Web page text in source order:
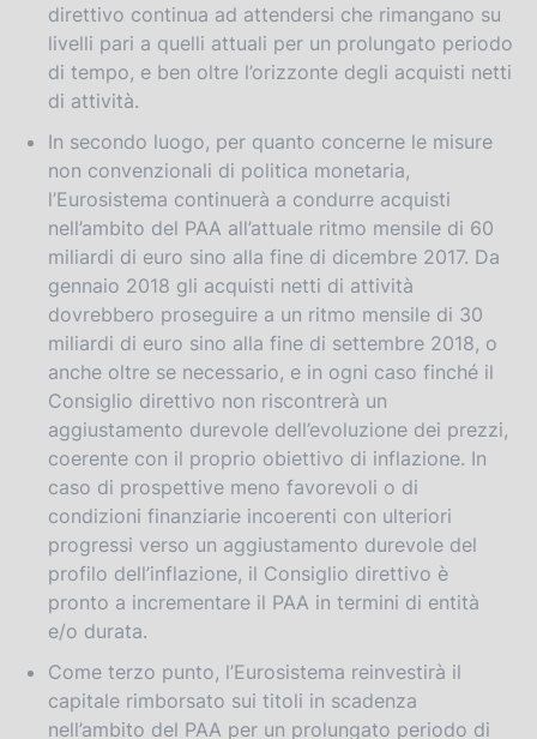
direttivo continua ad attendersi che rimangano su
livelli pari a quelli attuali per un prolungato periodo
di tempo, e ben oltre l’orizzonte degli acquisti netti
di attività.
In secondo luogo, per quanto concerne le misure
non convenzionali di politica monetaria,
l’Eurosistema continuerà a condurre acquisti
nell’ambito del PAA all’attuale ritmo mensile di 60
miliardi di euro sino alla fine di dicembre 2017. Da
gennaio 2018 gli acquisti netti di attività
dovrebbero proseguire a un ritmo mensile di 30
miliardi di euro sino alla fine di settembre 2018, o
anche oltre se necessario, e in ogni caso finché il
Consiglio direttivo non riscontrerà un
aggiustamento durevole dell’evoluzione dei prezzi,
coerente con il proprio obiettivo di inflazione. In
caso di prospettive meno favorevoli o di
condizioni finanziarie incoerenti con ulteriori
progressi verso un aggiustamento durevole del
profilo dell’inflazione, il Consiglio direttivo è
pronto a incrementare il PAA in termini di entità
e/o durata.
Come terzo punto, l’Eurosistema reinvestirà il
capitale rimborsato sui titoli in scadenza
nell’ambito del PAA per un prolungato periodo di